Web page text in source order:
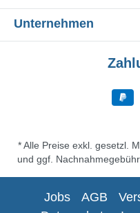
Unternehmen
* Alle Preise exkl. gesetzl.
und ggf.
Jobs AGB